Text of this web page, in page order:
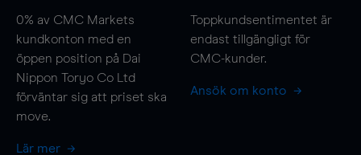
0% av CMC Markets
kundkonton med en
öppen position på Dai
Nippon Toryo Co Ltd
förväntar sig att priset ska
move.
Lär mer
Toppkundsentimentet är
endast tillgängligt för
CMC-kunder.
Ansök om konto